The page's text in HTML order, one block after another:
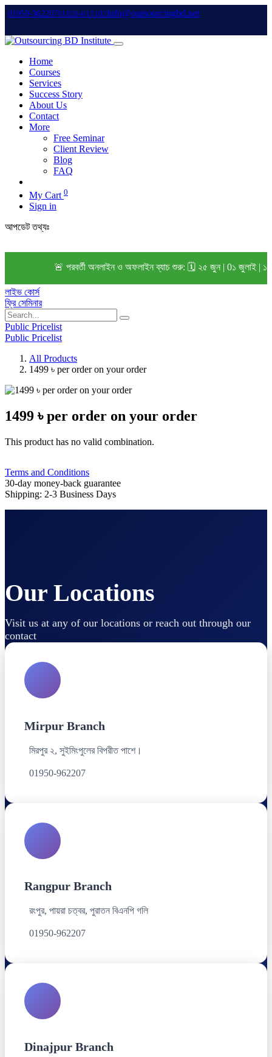
01950-96220701828-015102info@outsourcingbd.net
Home
Courses
Services
Success Story
About Us
Contact
More
Free Seminar
Client Review
Blog
FAQ
My Cart 0
Sign in
আপডেট তথ্যঃ
🚨 পরবর্তী অনলাইন ও অফলাইন ব্যাচ শুরু: 🗓️ ২৫ জুন | 0১ জুলাই | ১৫
লাইভ কোর্স
ফ্রি সেমিনার
Public Pricelist
Public Pricelist
All Products
1499 ৳ per order on your order
1499 ৳ per order on your order
This product has no valid combination.
Terms and Conditions
30-day money-back guarantee
Shipping: 2-3 Business Days
Our Locations
Visit us at any of our locations or reach out through our
contact
Mirpur Branch
মিরপুর ২, সুইমিংপুলের বিপরীত পাশে।
01950-962207
Rangpur Branch
রংপুর, পায়রা চত্বর, পুরাতন বিএনপি গলি
01950-962207
Dinajpur Branch